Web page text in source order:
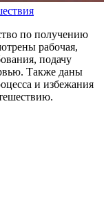
по получению
рабочая,
подачу
Также даны
и избежания